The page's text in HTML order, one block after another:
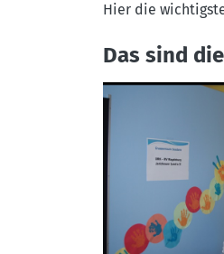
Hier die
Das sind